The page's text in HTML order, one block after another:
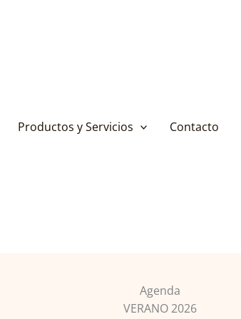
Productos y Servicios Contacto
Agenda
VERANO 2026